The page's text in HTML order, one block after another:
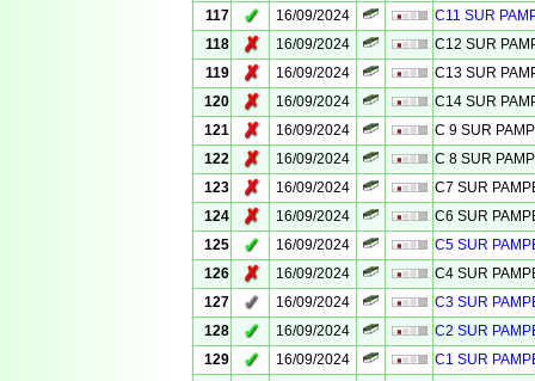
117
✓ 16/09/2024
C11 SUR
118
✗ 16/09/2024
C12 SUR
119
✗ 16/09/2024
C13 SUR
120
✗ 16/09/2024
C14 SUR
121
✗ 16/09/2024
C 9 SUR
122
✗ 16/09/2024
C 8 SUR
123
✗ 16/09/2024
C7 SUR
124
✗ 16/09/2024
C6 SUR
125
✓ 16/09/2024
C5 SUR
126
✗ 16/09/2024
C4 SUR
127
✓ 16/09/2024
C3 SUR
128
✓ 16/09/2024
C2 SUR
129
✓ 16/09/2024
C1 SUR